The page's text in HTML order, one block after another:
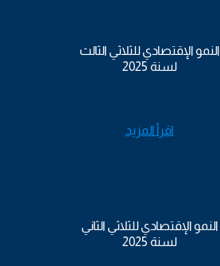
النمو الإقتصادي للثلاثي الثالث
لسنة 2025
اقرأ المزيد
النمو الإقتصادي للثلاثي الثاني
لسنة 2025